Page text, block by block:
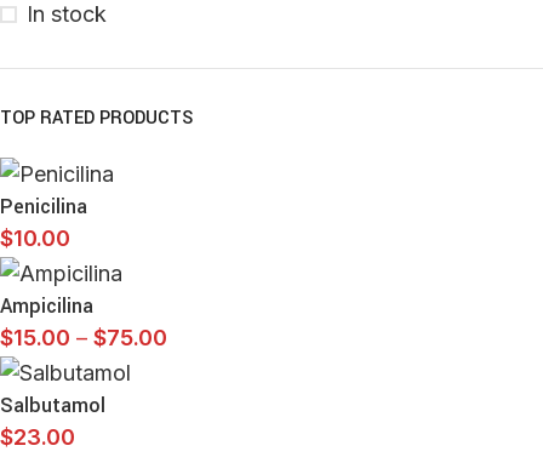
In stock
TOP RATED PRODUCTS
Penicilina
$10.00
Ampicilina
$15.00 – $75.00
Salbutamol
$23.00